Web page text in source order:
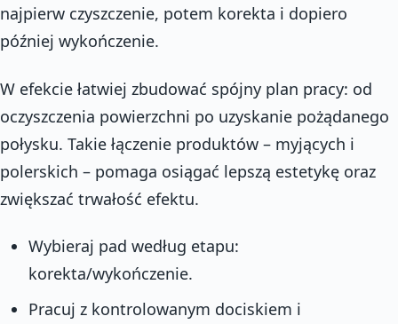
najpierw czyszczenie, potem korekta i dopiero
później wykończenie.
W efekcie łatwiej zbudować spójny plan pracy: od
oczyszczenia powierzchni po uzyskanie pożądanego
połysku. Takie łączenie produktów – myjących i
polerskich – pomaga osiągać lepszą estetykę oraz
zwiększać trwałość efektu.
Wybieraj pad według etapu:
korekta/wykończenie.
Pracuj z kontrolowanym dociskiem i